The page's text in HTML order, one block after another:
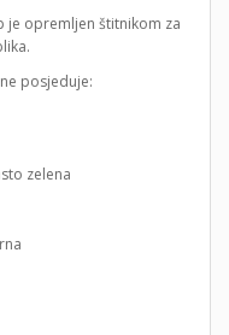
je opremljen štitnikom za
posjeduje:
zelena